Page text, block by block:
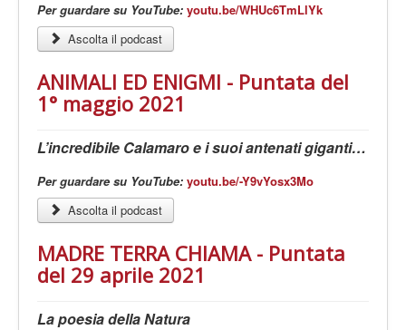
Per guardare su YouTube: youtu.be/WHUc6TmLlYk
Ascolta il podcast
ANIMALI ED ENIGMI - Puntata del
1° maggio 2021
L’incredibile Calamaro e i suoi antenati giganti…
Per guardare su YouTube: youtu.be/-Y9vYosx3Mo
Ascolta il podcast
MADRE TERRA CHIAMA - Puntata
del 29 aprile 2021
La poesia della Natura